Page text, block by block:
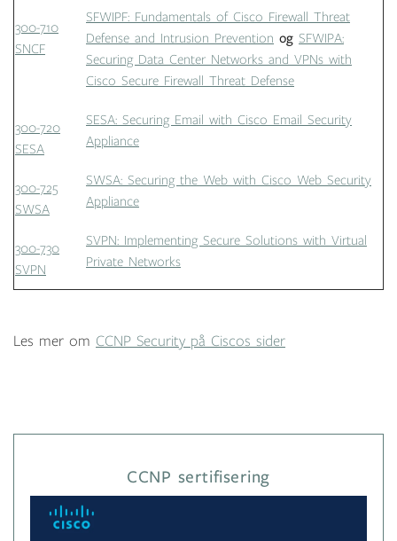
300-710
SNCF
SFWIPF: Fundamentals of Cisco Firewall Threat
Defense and Intrusion Prevention og SFWIPA:
Securing Data Center Networks and VPNs with
Cisco Secure Firewall Threat Defense
300-720
SESA
SESA: Securing Email with Cisco Email Security
Appliance
300-725
SWSA
SWSA: Securing the Web with Cisco Web Security
Appliance
300-730
SVPN
SVPN: Implementing Secure Solutions with Virtual
Private Networks
Les mer om CCNP Security på Ciscos sider
CCNP sertifisering